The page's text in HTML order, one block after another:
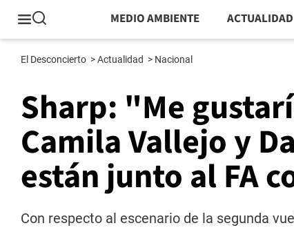
MEDIO AMBIENTE ACTUALIDAD
El Desconcierto >Actualidad > Nacional
Sharp: "Me
Camila Vallejo y
están junto al FA
Con respecto al escenario de la segunda